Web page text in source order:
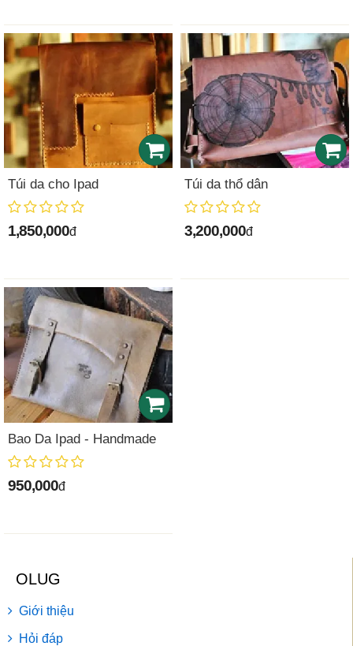
Túi da cho Ipad
1,850,000đ
Túi da thổ dân
3,200,000đ
Bao Da Ipad - Handmade
950,000đ
OLUG
Giới thiệu
Hỏi đáp